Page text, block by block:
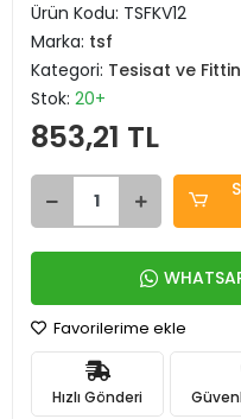
Ürün Kodu: TSFKV12
Marka: tsf
Kategori: Tesisat ve
Stok: 20+
853,21 TL
Favorilerime ekle
Hızlı Gönderi